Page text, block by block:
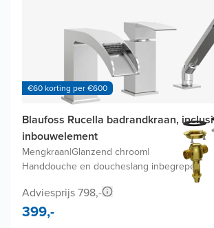
€60 korting per €600
Blaufoss Rucella badrandkraan,
inbouwelement
Mengkraan|Glanzend chroom|
Handdouche en doucheslang inbegrepen
Adviesprijs 798,-
399,-